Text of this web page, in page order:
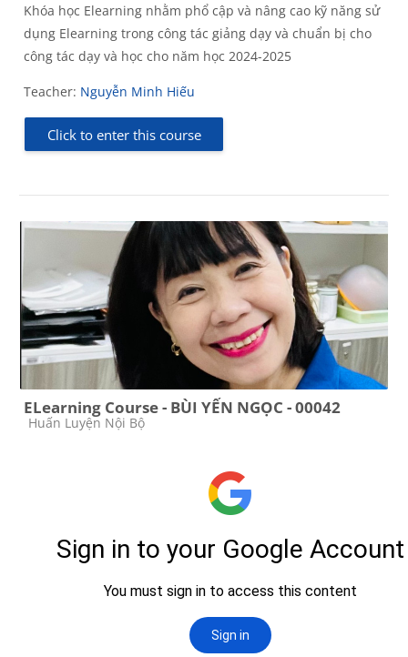
Khóa học Elearning nhằm phổ cập và nâng cao kỹ năng sử
dụng Elearning trong công tác giảng dạy và chuẩn bị cho
công tác dạy và học cho năm học 2024-2025
Teacher: Nguyễn Minh Hiếu
Click to enter this course
ELearning Course - BÙI YẾN NGỌC - 00042
Course category
Huấn Luyện Nội Bộ